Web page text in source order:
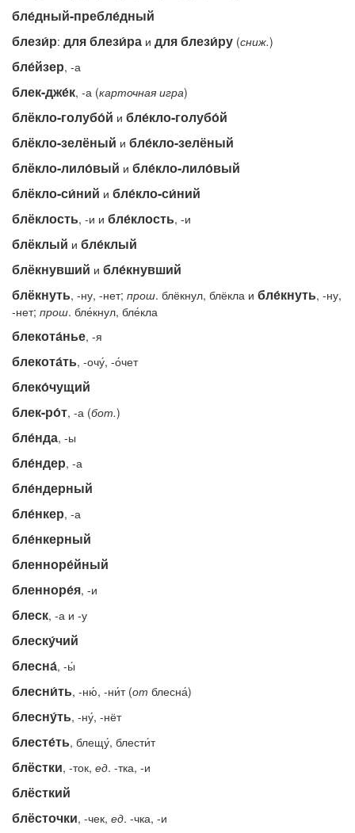
бле́дный-пребле́дный
блези́р: для блези́ра и для блези́ру (сниж.)
бле́йзер, -а
блек-дже́к, -а (карточная игра)
блёкло-голубо́й и бле́кло-голубо́й
блёкло-зелёный и бле́кло-зелёный
блёкло-лило́вый и бле́кло-лило́вый
блёкло-си́ний и бле́кло-си́ний
блёклость, -и и бле́клость, -и
блёклый и бле́клый
блёкнувший и бле́кнувший
блёкнуть, -ну, -нет; прош. блёкнул, блёкла и бле́кнуть, -ну,
-нет; прош. бле́кнул, бле́кла
блекота́нье, -я
блекота́ть, -очу́, -о́чет
блеко́чущий
блек-ро́т, -а (бот.)
бле́нда, -ы
бле́ндер, -а
бле́ндерный
бле́нкер, -а
бле́нкерный
бленноре́йный
бленноре́я, -и
блеск, -а и -у
блеску́чий
блесна́, -ы́
блесни́ть, -ню́, -ни́т (от блесна́)
блесну́ть, -ну́, -нёт
блесте́ть, блещу́, блести́т
блёстки, -ток, ед. -тка, -и
блёсткий
блёсточки, -чек, ед. -чка, -и